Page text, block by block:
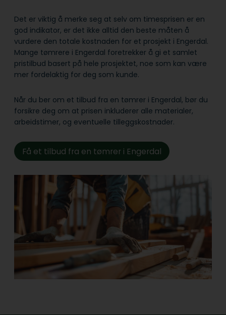
Det er viktig å merke seg at selv om timesprisen er en
god indikator, er det ikke alltid den beste måten å
vurdere den totale kostnaden for et prosjekt i Engerdal.
Mange tømrere i Engerdal foretrekker å gi et samlet
pristilbud basert på hele prosjektet, noe som kan være
mer fordelaktig for deg som kunde.
Når du ber om et tilbud fra en tømrer i Engerdal, bør du
forsikre deg om at prisen inkluderer alle materialer,
arbeidstimer, og eventuelle tilleggskostnader.
Få et tilbud fra en tømrer i Engerdal